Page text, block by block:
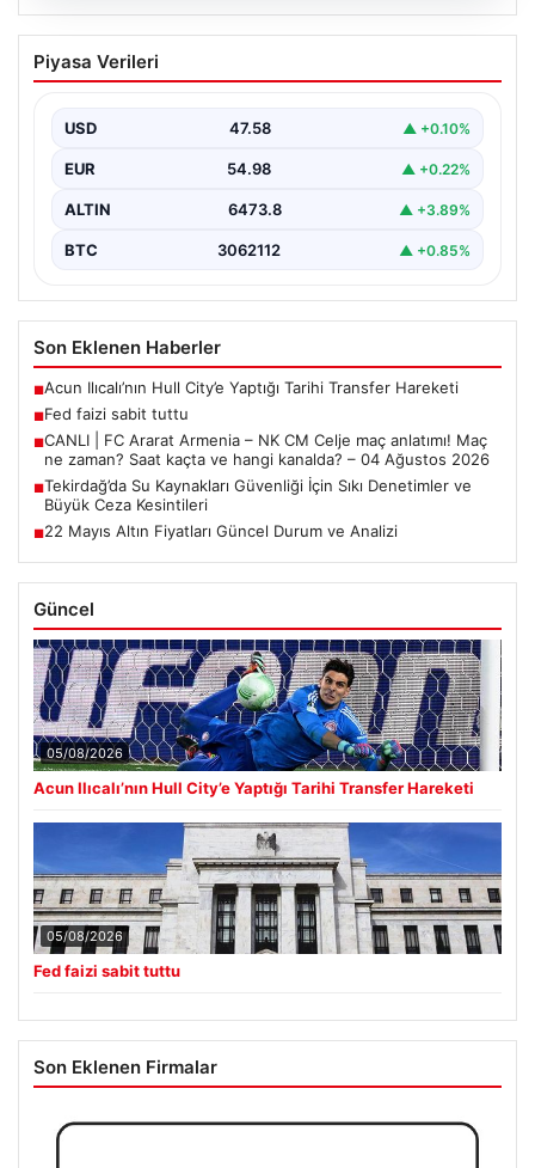
05.08.2026
Fed faizi sabit tuttu
{“title”: “ABD Merkez Bankası Faiz Oranını Sabit Tutmaya
Piyasa Verileri
USD 47.58 ▲ +0.10%
EUR 54.98 ▲ +0.22%
ALTIN 6473.8 ▲ +3.89%
BTC 3062112 ▲ +0.85%
Son Eklenen Haberler
■Acun Ilıcalı’nın Hull City’e Yaptığı Tarihi Transfer Hareketi
■Fed faizi sabit tuttu
■CANLI | FC Ararat Armenia – NK CM Celje maç anlatımı! Maç
ne zaman? Saat kaçta ve hangi kanalda? – 04 Ağustos 2026
■Tekirdağ’da Su Kaynakları Güvenliği İçin Sıkı Denetimler ve
Büyük Ceza Kesintileri
■22 Mayıs Altın Fiyatları Güncel Durum ve Analizi
Güncel
05/08/2026
Acun Ilıcalı’nın Hull City’e Yaptığı Tarihi Transfer Hareketi
05/08/2026
Fed faizi sabit tuttu
Son Eklenen Firmalar